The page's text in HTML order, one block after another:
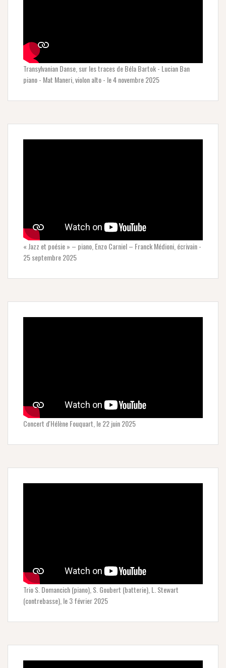
Transylvanian Danse, sur les traces de Béla Bartok - Lucian Ban
piano - Mat Maneri, violon alto - le 4 novembre 2025
« Jazz et poésie » – piano, Enzo Carniel – Franck Médioni, écrivain -
25 septembre 2025
Concert d'Hélène Fouquart, le 22 juin 2025
Trio S. Domancich (piano), S. Goubert (batterie), L. Stewart
(contrebasse), le 3 février 2025